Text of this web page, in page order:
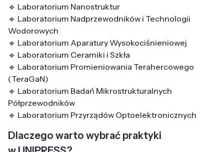
🔹 Laboratorium Nanostruktur
🔹 Laboratorium Nadprzewodników i Technologii
Wodorowych
🔹 Laboratorium Aparatury Wysokociśnieniowej
🔹 Laboratorium Ceramiki i Szkła
🔹 Laboratorium Promieniowania Terahercowego
(TeraGaN)
🔹 Laboratorium Badań Mikrostrukturalnych
Półprzewodników
🔹 Laboratorium Przyrządów Optoelektronicznych
Dlaczego warto wybrać praktyki